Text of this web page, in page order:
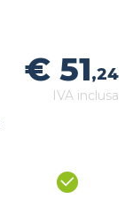
€ 51,24
IVA inclusa